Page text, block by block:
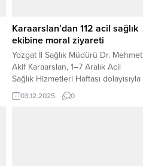
çalışmaları devam etmektedir.”
ifadeleri yer aldı. Uçakta şehit olan
kahramanlarımızın isimleri şöyle:...
Karaarslan’dan 112 acil sağlık
ekibine moral ziyareti
Yozgat İl Sağlık Müdürü Dr. Mehmet
Akif Karaarslan, 1–7 Aralık Acil
Sağlık Hizmetleri Haftası dolayısıyla
sahada görev yapan 112 Acil Sağlık
personelini ziyaret ederek
03.12.2025 0